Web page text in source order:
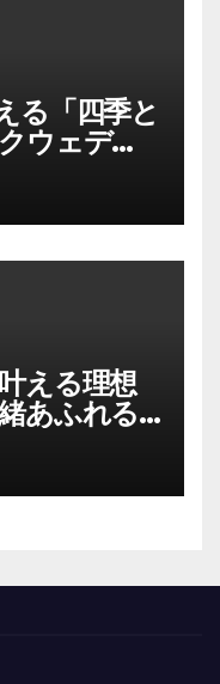
る「四季と
ウェディ
える理想
あふれる